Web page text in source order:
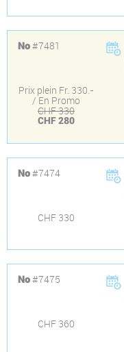
No#7481
Prix plein Fr. 330.-
/ En Promo
CHF 330
CHF 280
No#7474
CHF 330
No#7475
CHF 360